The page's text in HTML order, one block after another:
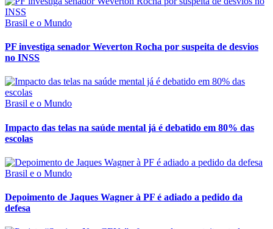
Brasil e o Mundo
PF investiga senador Weverton Rocha por suspeita de desvios
no INSS
Brasil e o Mundo
Impacto das telas na saúde mental já é debatido em 80% das
escolas
Brasil e o Mundo
Depoimento de Jaques Wagner à PF é adiado a pedido da
defesa